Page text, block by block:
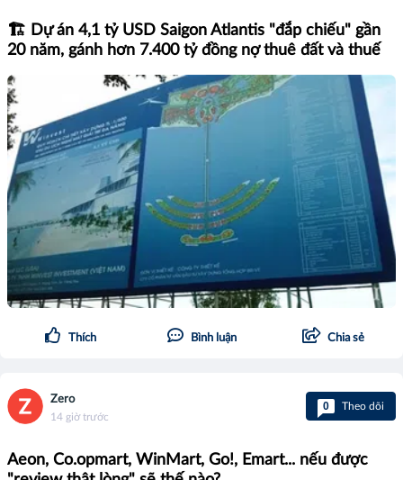
🏗️ Dự án 4,1 tỷ USD Saigon Atlantis "đắp chiếu" gần
20 năm, gánh hơn 7.400 tỷ đồng nợ thuê đất và thuế
Thích Bình luận Chia sẻ
Zero
14 giờ trước
0 Theo dõi
Aeon, Co.opmart, WinMart, Go!, Emart... nếu được